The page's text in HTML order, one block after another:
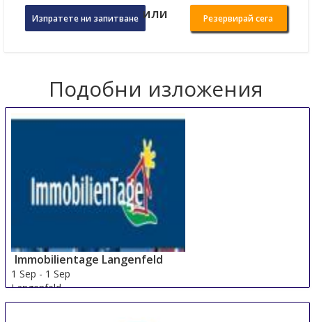
Изпратете ни запитване или Резервирай сега
Подобни изложения
Immobilientage Langenfeld
1 Sep - 1 Sep
Langenfeld
Germany